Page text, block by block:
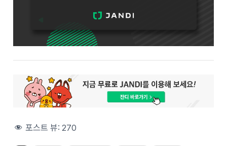
포스트 뷰:270